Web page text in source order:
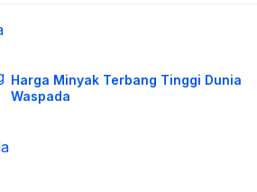
Harga Minyak Terbang Tinggi Dunia
Waspada